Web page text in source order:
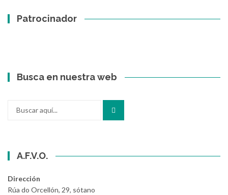
Patrocinador
Busca en nuestra web
A.F.V.O.
Dirección
Rúa do Orcellón, 29, sótano